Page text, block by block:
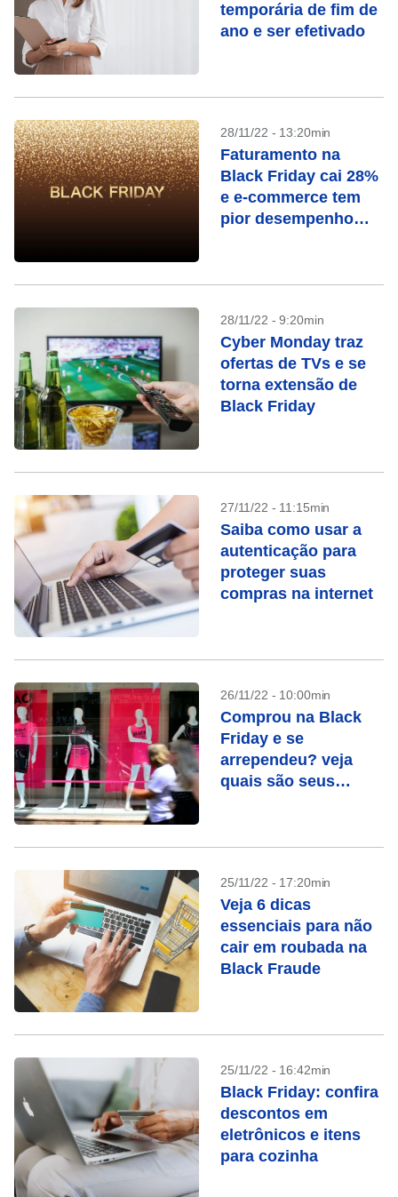
temporária de fim de
ano e ser efetivado
28/11/22 - 13:20min
Faturamento na
Black Friday cai 28%
e e-commerce tem
pior desempenho
28/11/22 - 9:20min
Cyber Monday traz
ofertas de TVs e se
torna extensão de
Black Friday
27/11/22 - 11:15min
Saiba como usar a
autenticação para
proteger suas
compras na internet
26/11/22 - 10:00min
Comprou na Black
Friday e se
arrependeu? veja
quais são seus
25/11/22 - 17:20min
Veja 6 dicas
essenciais para não
cair em roubada na
Black Fraude
25/11/22 - 16:42min
Black Friday: confira
descontos em
eletrônicos e itens
para cozinha